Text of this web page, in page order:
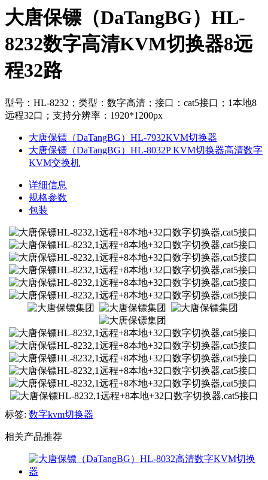
大唐保镖（DaTangBG）HL-
8232数字高清KVM切换器8远
程32路
型号：HL-8232；类型：数字高清；接口：cat5接口；1本地8
远程32口；支持分辨率：1920*1200px
大唐保镖（DaTangBG）HL-7932KVM切换器
大唐保镖（DaTangBG）HL-8032P KVM切换器高清数字
KVM交换机
详细信息
规格参数
包装
标签: 数字kvm切换器
相关产品推荐